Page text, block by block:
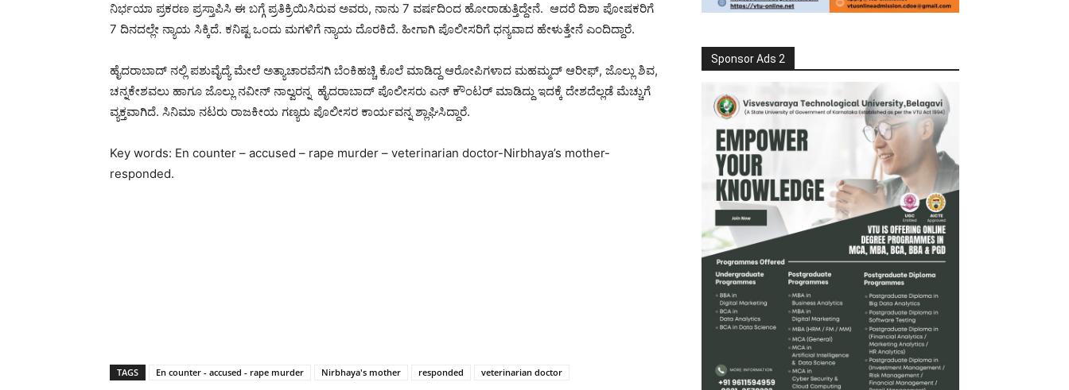
ನಿರ್ಭಯಾ ಪ್ರಕರಣ ಪ್ರಸ್ತಾಪಿಸಿ ಈ ಬಗ್ಗೆ ಪ್ರತಿಕ್ರಿಯಿಸಿರುವ ಅವರು, ನಾನು 7 ವರ್ಷದಿಂದ ಹೋರಾಡುತ್ತಿದ್ದೇನೆ. ಆದರೆ ದಿಶಾ ಪೋಷಕರಿಗೆ
7 ದಿನದಲ್ಲೇ ನ್ಯಾಯ ಸಿಕ್ಕಿದೆ. ಕನಿಷ್ಟ ಒಂದು ಮಗಳಿಗೆ ನ್ಯಾಯ ದೊರಕಿದೆ. ಹೀಗಾಗಿ ಪೊಲೀಸರಿಗೆ ಧನ್ಯವಾದ ಹೇಳುತ್ತೇನೆ ಎಂದಿದ್ದಾರೆ.
ಹೈದರಾಬಾದ್ ನಲ್ಲಿ ಪಶುವೈದ್ಯೆ ಮೇಲೆ ಅತ್ಯಾಚಾರವೆಸಗಿ ಬೆಂಕಿಹಚ್ಚಿ ಕೊಲೆ ಮಾಡಿದ್ದ ಆರೋಪಿಗಳಾದ ಮಹಮ್ಮದ್‌ ಆರೀಫ್‌, ಜೊಲ್ಲು ಶಿವ,
ಚನ್ನಕೇಶವಲು ಹಾಗೂ ಜೊಲ್ಲು ನವೀನ್‌ ನಾಲ್ವರನ್ನ ಹೈದರಾಬಾದ್ ಪೊಲೀಸರು ಎನ್ ಕೌಂಟರ್ ಮಾಡಿದ್ದು ಇದಕ್ಕೆ ದೇಶದೆಲ್ಲಡೆ ಮೆಚ್ಚುಗೆ
ವ್ಯಕ್ತವಾಗಿದೆ. ಸಿನಿಮಾ ನಟರು ರಾಜಕೀಯ ಗಣ್ಯರು ಪೊಲೀಸರ ಕಾರ್ಯವನ್ನ ಶ್ಲಾಘಿಸಿದ್ದಾರೆ.
Key words: En counter – accused – rape murder – veterinarian doctor-Nirbhaya’s mother-
responded.
TAGS En counter - accused - rape murder Nirbhaya's mother responded veterinarian doctor
Sponsor Ads 2